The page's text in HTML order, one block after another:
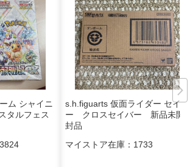
ム シャイニ
タルフェス
3824
s.h.figuarts 仮面ライダー セイバ
ー クロスセイバー 新品未開
封品
マイストア在庫： 1733